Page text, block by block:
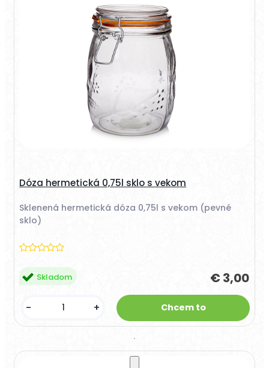
Dóza hermetická 0,75l sklo s vekom
Sklenená hermetická dóza 0,75l s vekom (pevné
sklo)
€ 3,00
Skladom
- +